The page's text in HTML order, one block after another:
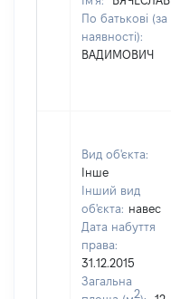
По батькові (за
наявності):
ВАДИМОВИЧ
Вид об'єкта:
Інше
Інший вид
об'єкта: навес
Дата набуття
права:
31.12.2015
Загальна
2